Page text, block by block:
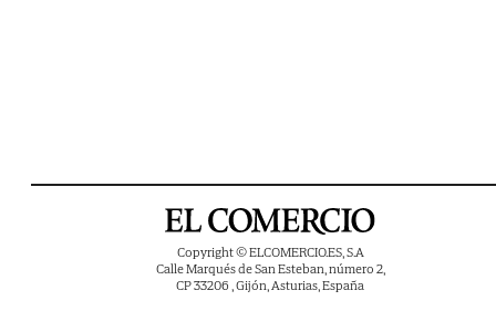
Copyright © ELCOMERCIO.ES, S.A
Calle Marqués de San Esteban, número 2,
CP 33206 , Gijón, Asturias, España